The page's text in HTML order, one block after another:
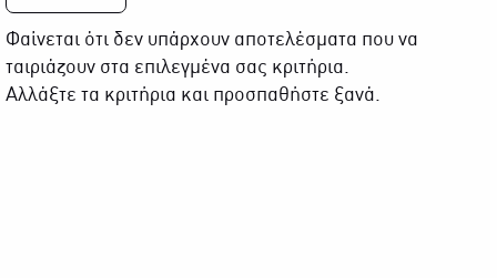
Φαίνεται ότι δεν υπάρχουν αποτελέσματα που να
ταιριάζουν στα επιλεγμένα σας κριτήρια.
Αλλάξτε τα κριτήρια και προσπαθήστε ξανά.